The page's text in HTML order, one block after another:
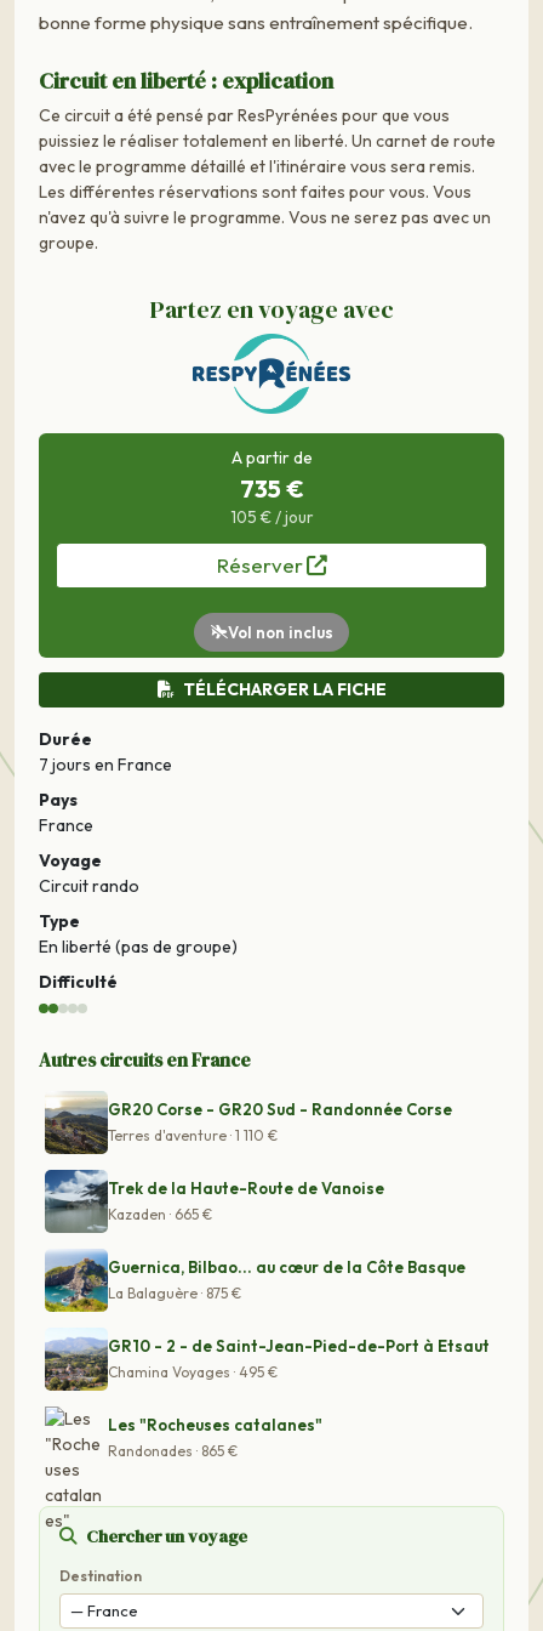
bonne forme physique sans entraînement spécifique.
Circuit en liberté : explication
Ce circuit a été pensé par ResPyrénées pour que vous
puissiez le réaliser totalement en liberté. Un carnet de route
avec le programme détaillé et l'itinéraire vous sera remis.
Les différentes réservations sont faites pour vous. Vous
n'avez qu'à suivre le programme. Vous ne serez pas avec un
groupe.
Partez en voyage avec
A partir de
735 €
105 € / jour
Réserver
Vol non inclus
TÉLÉCHARGER LA FICHE
Durée
7 jours en France
Pays
France
Voyage
Circuit rando
Type
En liberté (pas de groupe)
Difficulté
Autres circuits en France
GR20 Corse - GR20 Sud - Randonnée Corse
Terres d'aventure · 1 110 €
Trek de la Haute-Route de Vanoise
Kazaden · 665 €
Guernica, Bilbao... au cœur de la Côte Basque
La Balaguère · 875 €
GR10 - 2 - de Saint-Jean-Pied-de-Port à Etsaut
Chamina Voyages · 495 €
Les "Rocheuses catalanes"
Randonades · 865 €
Chercher un voyage
Destination